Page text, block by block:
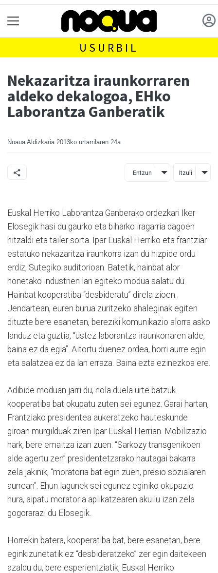
USURBIL
Nekazaritza iraunkorraren
aldeko dekalogoa, EHko
Laborantza Ganberatik
Noaua Aldizkaria 2013ko urtarrilaren 24a
Entzun Itzuli
Euskal Herriko Laborantza Ganberako ordezkari Iker
Elosegik hasi du gaurko eta biharko iragarria dagoen
hitzaldi eta tailer sorta. Ipar Euskal Herriko eta frantziar
estatuko nekazaritza iraunkorra izan du hizpide ordu
erdiz, Sutegiko auditorioan. Batetik, hainbat alor
honetako industrien lan egiteko modua salatu du.
Hainbat kooperatiba “desbideratu” direla zioen.
Jendartean, euren burua zuritzeko ahaleginak egiten
dituzte bere esanetan, bereziki komunikazio alorra asko
landuz eta guztia, “ustez laborantza iraunkorraren alde,
baina ez da egia”. Aitortu duenez ordea, horri aurre egin
eta salatzea ez da lan erraza. Baina ezta ezinezkoa ere.
Adibide moduan jarri du, nola duela urte batzuk
kooperatiba bat okupatu zuten sei egunez. Garai hartan,
Frantziako presidentea aukeratzeko hauteskunde
giroan murgilduak ziren Ipar Euskal Herrian. Mobilizazio
hark, bere emaitza izan zuen. “Sarkozy transgenikoen
alde agertu zen” presidentetzarako hautagai bakarra
zela jakinik, “moratoria bat egin zuen, presio sozialaren
aurrean”. Ehun lagunek sei egunez eginiko okupazio
hura, aipatu moratoria aplikatzearen akuilu izan zela
gogorarazi du Elosegik.
Horrekin batera, kooperatiba bat, bere esanetan, bere
eginkizunetatik ez “desbideratzeko” zer egin daitekeen
azaldu du, bere esperientziatik, Euskal Herriko